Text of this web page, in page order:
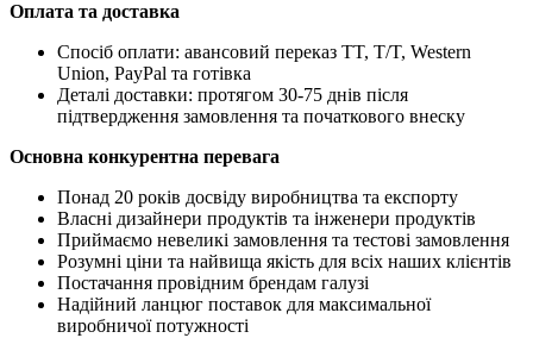
Оплата та доставка
Спосіб оплати: авансовий переказ TT, T/T, Western
Union, PayPal та готівка
Деталі доставки: протягом 30-75 днів після
підтвердження замовлення та початкового внеску
Основна конкурентна перевага
Понад 20 років досвіду виробництва та експорту
Власні дизайнери продуктів та інженери продуктів
Приймаємо невеликі замовлення та тестові замовлення
Розумні ціни та найвища якість для всіх наших клієнтів
Постачання провідним брендам галузі
Надійний ланцюг поставок для максимальної
виробничої потужності